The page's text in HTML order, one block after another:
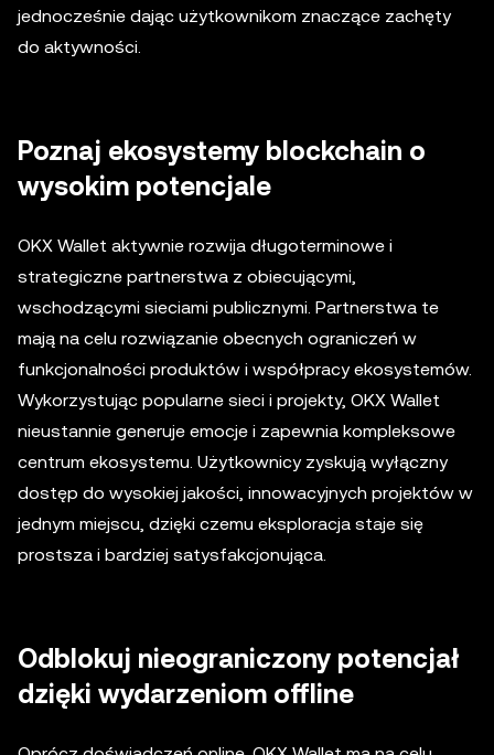
jednocześnie dając użytkownikom znaczące zachęty
do aktywności.
Poznaj ekosystemy blockchain o
wysokim potencjale
OKX Wallet aktywnie rozwija długoterminowe i
strategiczne partnerstwa z obiecującymi,
wschodzącymi sieciami publicznymi. Partnerstwa te
mają na celu rozwiązanie obecnych ograniczeń w
funkcjonalności produktów i współpracy ekosystemów.
Wykorzystując popularne sieci i projekty, OKX Wallet
nieustannie generuje emocje i zapewnia kompleksowe
centrum ekosystemu. Użytkownicy zyskują wyłączny
dostęp do wysokiej jakości, innowacyjnych projektów w
jednym miejscu, dzięki czemu eksploracja staje się
prostsza i bardziej satysfakcjonująca.
Odblokuj nieograniczony potencjał
dzięki wydarzeniom offline